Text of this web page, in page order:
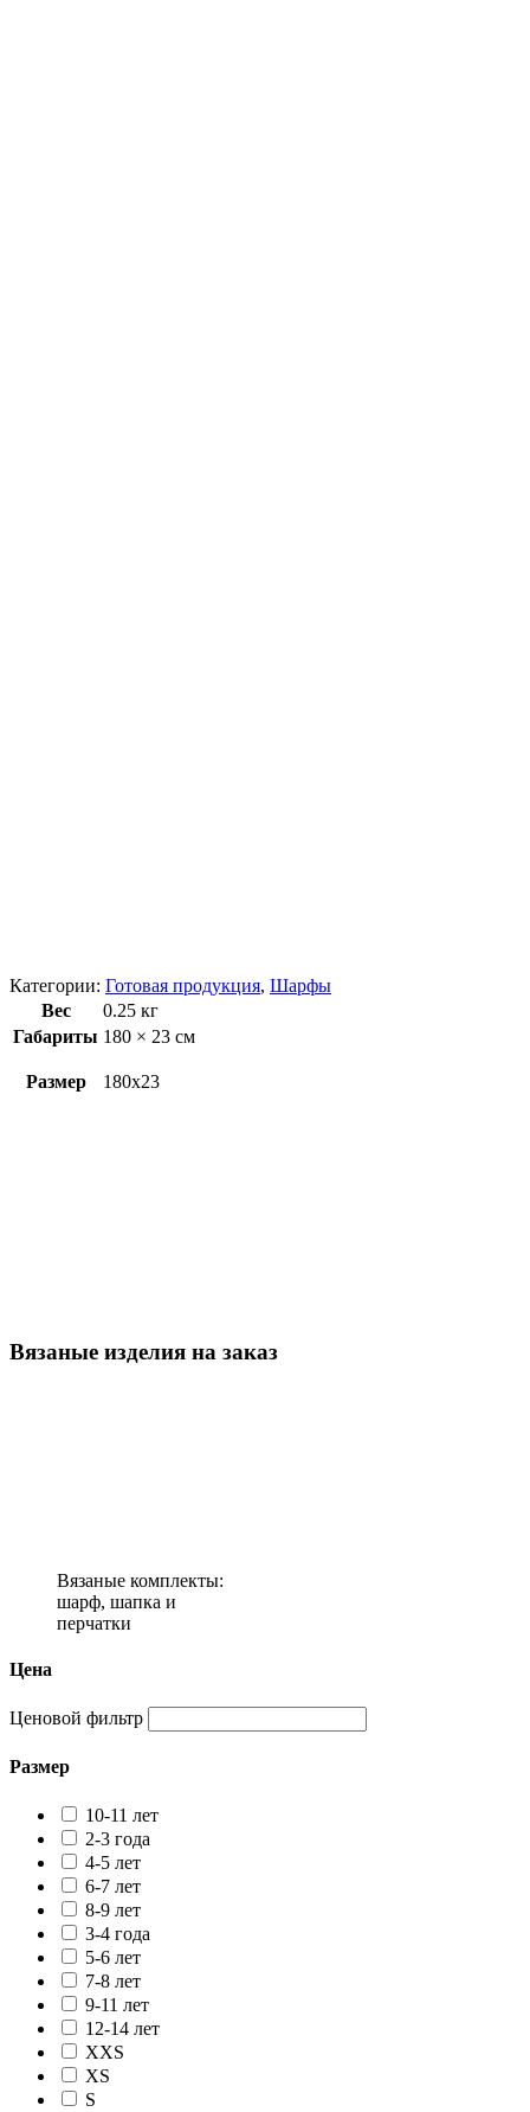
Категории: Готовая продукция, Шарфы
Вес
0.25 кг
Габариты 180 × 23 см
Размер 180х23
Вязаные изделия на заказ
Вязаные комплекты:
шарф, шапка и
перчатки
Цена
Ценовой фильтр
Размер
10-11 лет
2-3 года
4-5 лет
6-7 лет
8-9 лет
3-4 года
5-6 лет
7-8 лет
9-11 лет
12-14 лет
XXS
XS
S